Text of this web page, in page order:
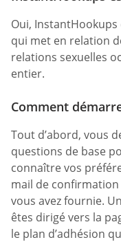
Oui,
qui met en relation
relations sexuelles
entier.
Comment
Tout d’abord, vous
questions de base
connaître vos
mail de confirmation
vous avez fournie.
êtes dirigé vers la
le plan d’adhésion